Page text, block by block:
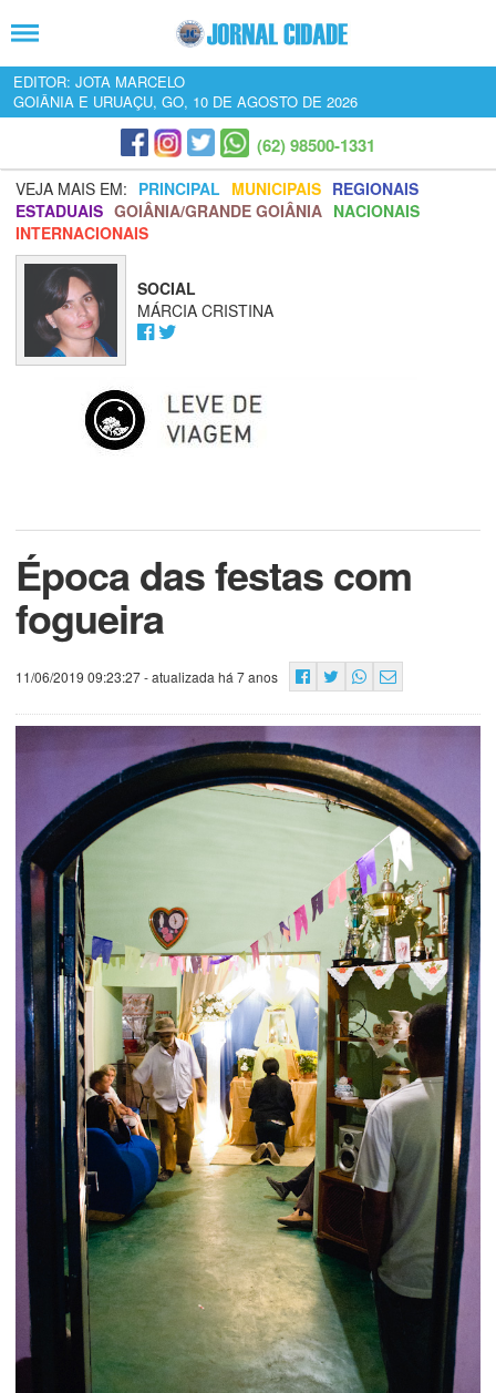
EDITOR: JOTA MARCELO
GOIÂNIA E URUAÇU, GO, 10 DE AGOSTO DE 2026
(62) 98500-1331
VEJA MAIS EM: PRINCIPAL MUNICIPAIS REGIONAIS
ESTADUAIS GOIÂNIA/GRANDE GOIÂNIA NACIONAIS
INTERNACIONAIS
SOCIAL
MÁRCIA CRISTINA
Época das festas com
fogueira
11/06/2019 09:23:27- atualizada há 7 anos